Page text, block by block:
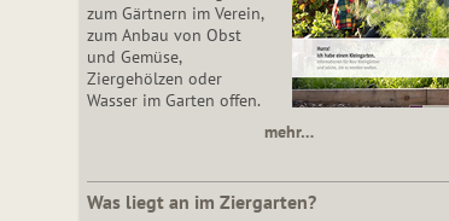
zum Gärtnern im Verein,
zum Anbau von Obst
und Gemüse,
Ziergehölzen oder
Wasser im Garten offen.
mehr…
Was liegt an im Ziergarten?